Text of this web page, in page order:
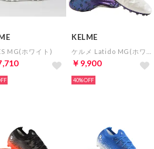
MG(ホワイト)
KELME
￥9,900
40%